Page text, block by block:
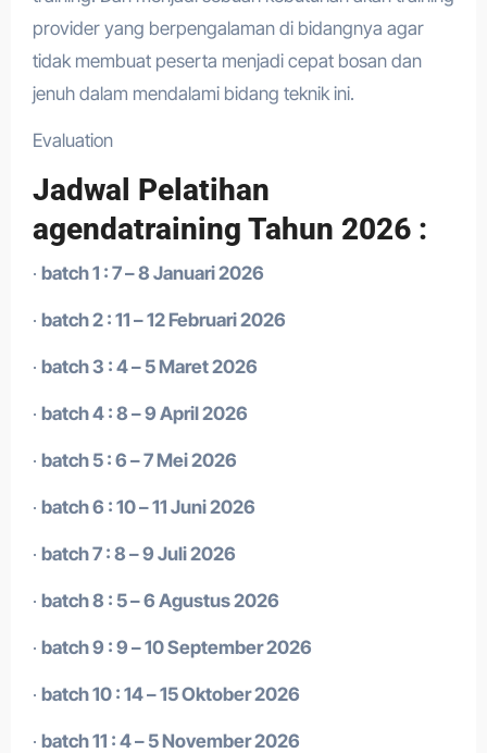
provider yang berpengalaman di bidangnya agar
tidak membuat peserta menjadi cepat bosan dan
jenuh dalam mendalami bidang teknik ini.
Evaluation
Jadwal Pelatihan
agendatraining Tahun 2026 :
· batch 1 : 7 – 8 Januari 2026
· batch 2 : 11 – 12 Februari 2026
· batch 3 : 4 – 5 Maret 2026
· batch 4 : 8 – 9 April 2026
· batch 5 : 6 – 7 Mei 2026
· batch 6 : 10 – 11 Juni 2026
· batch 7 : 8 – 9 Juli 2026
· batch 8 : 5 – 6 Agustus 2026
· batch 9 : 9 – 10 September 2026
· batch 10 : 14 – 15 Oktober 2026
· batch 11 : 4 – 5 November 2026